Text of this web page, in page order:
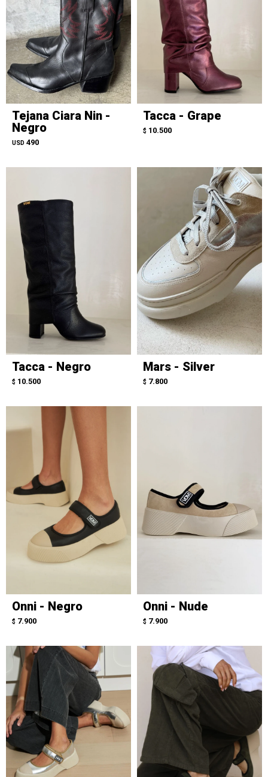
Tejana Ciara Nin -
Negro
USD 490
Tacca - Grape
$ 10.500
Tacca - Negro
$ 10.500
Mars - Silver
$ 7.800
Onni - Negro
$ 7.900
Onni - Nude
$ 7.900